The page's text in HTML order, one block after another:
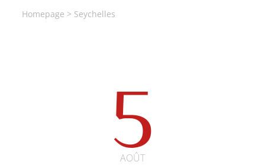
Homepage > Seychelles
5
AOÛT